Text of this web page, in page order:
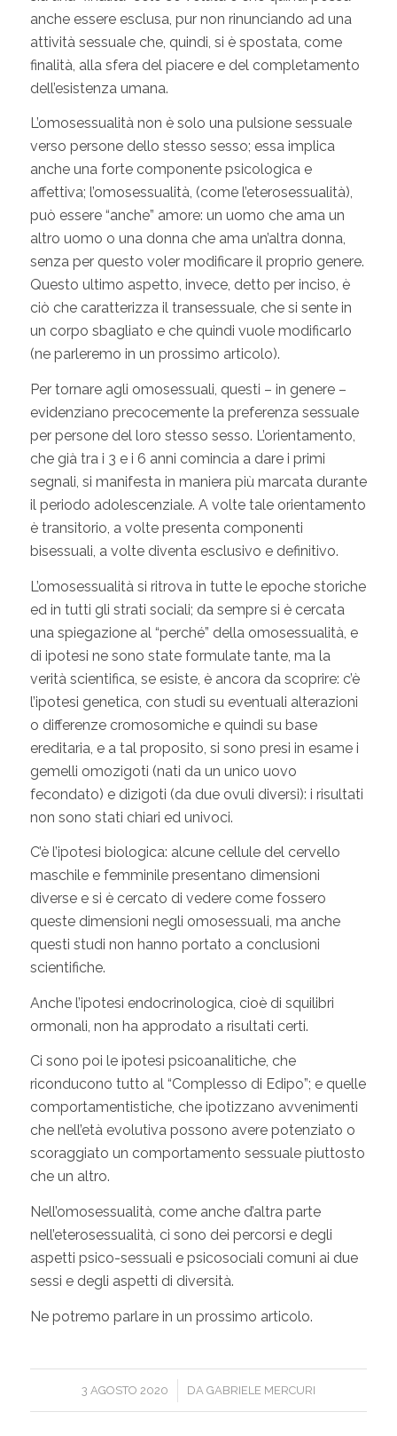
anche essere esclusa, pur non rinunciando ad una
attività sessuale che, quindi, si è spostata, come
finalità, alla sfera del piacere e del completamento
dell’esistenza umana.
L’omosessualità non è solo una pulsione sessuale
verso persone dello stesso sesso; essa implica
anche una forte componente psicologica e
affettiva; l’omosessualità, (come l’eterosessualità),
può essere “anche” amore: un uomo che ama un
altro uomo o una donna che ama un’altra donna,
senza per questo voler modificare il proprio genere.
Questo ultimo aspetto, invece, detto per inciso, è
ciò che caratterizza il transessuale, che si sente in
un corpo sbagliato e che quindi vuole modificarlo
(ne parleremo in un prossimo articolo).
Per tornare agli omosessuali, questi – in genere –
evidenziano precocemente la preferenza sessuale
per persone del loro stesso sesso. L’orientamento,
che già tra i 3 e i 6 anni comincia a dare i primi
segnali, si manifesta in maniera più marcata durante
il periodo adolescenziale. A volte tale orientamento
è transitorio, a volte presenta componenti
bisessuali, a volte diventa esclusivo e definitivo.
L’omosessualità si ritrova in tutte le epoche storiche
ed in tutti gli strati sociali; da sempre si è cercata
una spiegazione al “perché” della omosessualità, e
di ipotesi ne sono state formulate tante, ma la
verità scientifica, se esiste, è ancora da scoprire: c’è
l’ipotesi genetica, con studi su eventuali alterazioni
o differenze cromosomiche e quindi su base
ereditaria, e a tal proposito, si sono presi in esame i
gemelli omozigoti (nati da un unico uovo
fecondato) e dizigoti (da due ovuli diversi): i risultati
non sono stati chiari ed univoci.
C’è l’ipotesi biologica: alcune cellule del cervello
maschile e femminile presentano dimensioni
diverse e si è cercato di vedere come fossero
queste dimensioni negli omosessuali, ma anche
questi studi non hanno portato a conclusioni
scientifiche.
Anche l’ipotesi endocrinologica, cioè di squilibri
ormonali, non ha approdato a risultati certi.
Ci sono poi le ipotesi psicoanalitiche, che
riconducono tutto al “Complesso di Edipo”; e quelle
comportamentistiche, che ipotizzano avvenimenti
che nell’età evolutiva possono avere potenziato o
scoraggiato un comportamento sessuale piuttosto
che un altro.
Nell’omosessualità, come anche d’altra parte
nell’eterosessualità, ci sono dei percorsi e degli
aspetti psico-sessuali e psicosociali comuni ai due
sessi e degli aspetti di diversità.
Ne potremo parlare in un prossimo articolo.
3 AGOSTO 2020
/ DA GABRIELE MERCURI